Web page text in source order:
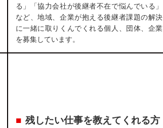
る」「協力会社が後継者不在で悩んでいる」
など、地域、企業が抱える後継者課題の解決
に一緒に取りくんでくれる個人、団体、企業
を募集しています。
残したい仕事を教えてくれる方